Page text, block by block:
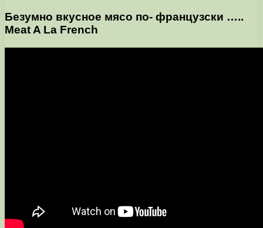
Безумно вкусное мясо по- французски …..
Meat A La French